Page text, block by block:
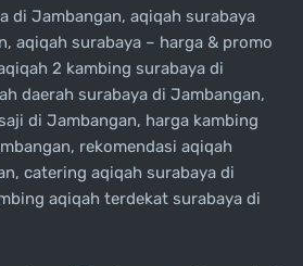
di Jambangan, aqiqah surabaya
aqiqah surabaya – harga & promo
2 kambing surabaya di
daerah surabaya di Jambangan,
di Jambangan, harga kambing
rekomendasi aqiqah
catering aqiqah surabaya di
aqiqah terdekat surabaya di